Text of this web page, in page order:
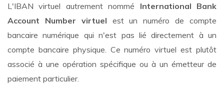
L'IBAN virtuel autrement nommé International Bank
Account Number virtuel est un numéro de compte
bancaire numérique qui n'est pas lié directement à un
compte bancaire physique. Ce numéro virtuel est plutôt
associé à une opération spécifique ou à un émetteur de
paiement particulier.